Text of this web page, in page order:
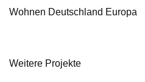
Wohnen Deutschland Europa
Weitere Projekte